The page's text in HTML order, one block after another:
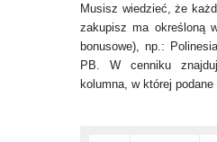
Musisz wiedzieć, że
zakupisz ma określoną
bonusowe), np.:
PB. W cenniku
kolumna, w której podane